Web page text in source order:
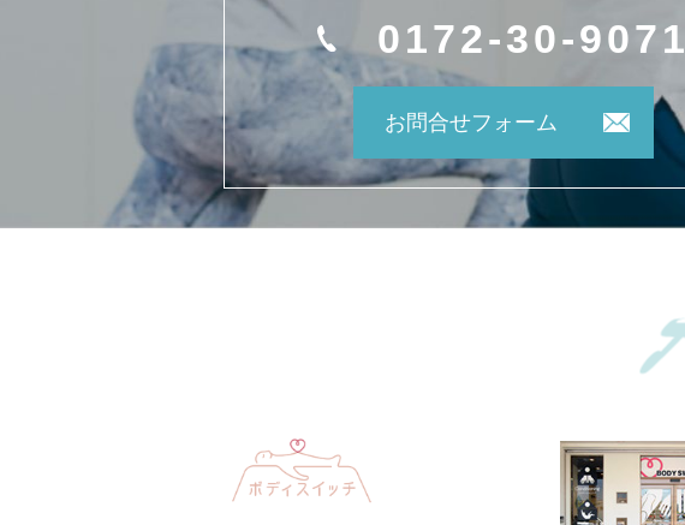
0172-30-9071
お問合せフォーム